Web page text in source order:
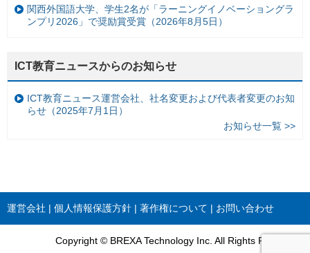
関西外国語大学、学生2名が「ラーニングイノベーショングラ
ンプリ2026」で奨励賞受賞（2026年8月5日）
ICT教育ニュースからのお知らせ
ICT教育ニュース運営会社、社名変更および代表者変更のお知
らせ（2025年7月1日）
お知らせ一覧 >>
運営会社 個人情報保護方針 著作権について お問い合わせ
Copyright © BREXA Technology Inc. All Rights Reserved.